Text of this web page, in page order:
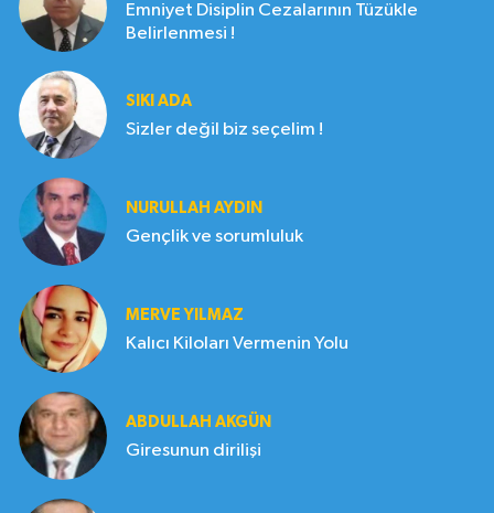
Emniyet Disiplin Cezalarının Tüzükle
Belirlenmesi !
SIKI ADA
Sizler değil biz seçelim !
NURULLAH AYDIN
Gençlik ve sorumluluk
MERVE YILMAZ
Kalıcı Kiloları Vermenin Yolu
ABDULLAH AKGÜN
Giresunun dirilişi